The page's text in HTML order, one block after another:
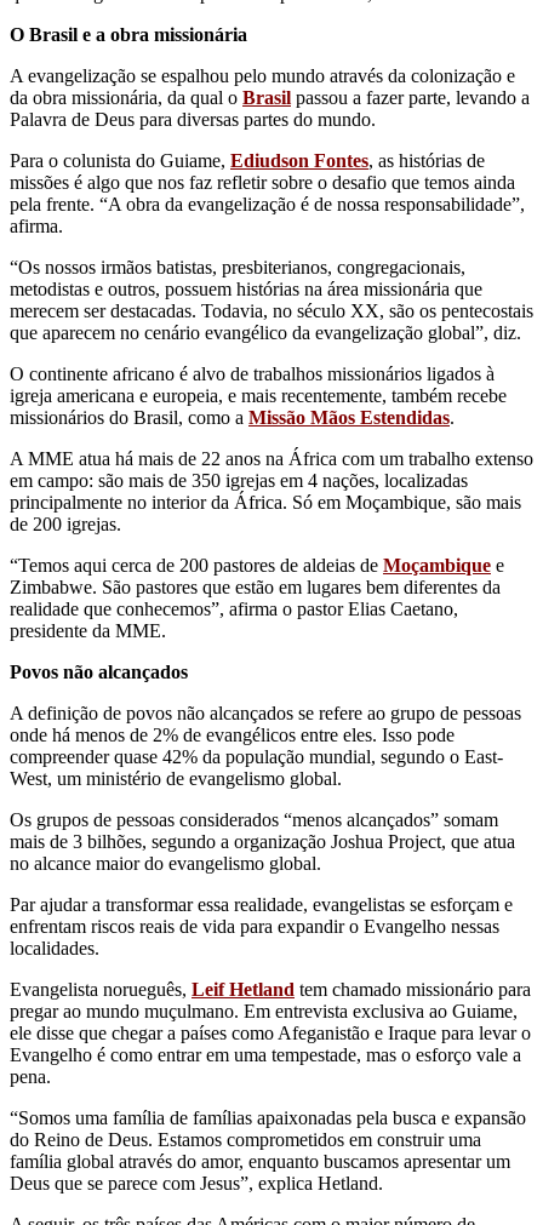
O Brasil e a obra missionária
A evangelização se espalhou pelo mundo através da colonização e
da obra missionária, da qual o Brasil passou a fazer parte, levando a
Palavra de Deus para diversas partes do mundo.
Para o colunista do Guiame, Ediudson Fontes, as histórias de
missões é algo que nos faz refletir sobre o desafio que temos ainda
pela frente. “A obra da evangelização é de nossa responsabilidade”,
afirma.
“Os nossos irmãos batistas, presbiterianos, congregacionais,
metodistas e outros, possuem histórias na área missionária que
merecem ser destacadas. Todavia, no século XX, são os pentecostais
que aparecem no cenário evangélico da evangelização global”, diz.
O continente africano é alvo de trabalhos missionários ligados à
igreja americana e europeia, e mais recentemente, também recebe
missionários do Brasil, como a Missão Mãos Estendidas.
A MME atua há mais de 22 anos na África com um trabalho extenso
em campo: são mais de 350 igrejas em 4 nações, localizadas
principalmente no interior da África. Só em Moçambique, são mais
de 200 igrejas.
“Temos aqui cerca de 200 pastores de aldeias de Moçambique e
Zimbabwe. São pastores que estão em lugares bem diferentes da
realidade que conhecemos”, afirma o pastor Elias Caetano,
presidente da MME.
Povos não alcançados
A definição de povos não alcançados se refere ao grupo de pessoas
onde há menos de 2% de evangélicos entre eles. Isso pode
compreender quase 42% da população mundial, segundo o East-
West, um ministério de evangelismo global.
Os grupos de pessoas considerados “menos alcançados” somam
mais de 3 bilhões, segundo a organização Joshua Project, que atua
no alcance maior do evangelismo global.
Par ajudar a transformar essa realidade, evangelistas se esforçam e
enfrentam riscos reais de vida para expandir o Evangelho nessas
localidades.
Evangelista norueguês, Leif Hetland tem chamado missionário para
pregar ao mundo muçulmano. Em entrevista exclusiva ao Guiame,
ele disse que chegar a países como Afeganistão e Iraque para levar o
Evangelho é como entrar em uma tempestade, mas o esforço vale a
pena.
“Somos uma família de famílias apaixonadas pela busca e expansão
do Reino de Deus. Estamos comprometidos em construir uma
família global através do amor, enquanto buscamos apresentar um
Deus que se parece com Jesus”, explica Hetland.